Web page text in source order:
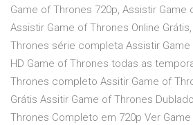
Game of Thrones 720p, Assistir Game
Assistir Game of Thrones Online
Thrones série completa Assistir Game
HD Game of Thrones todas as
Thrones completo Assitir Game of
Grátis Assitir Game of Thrones
Thrones Completo em 720p Ver